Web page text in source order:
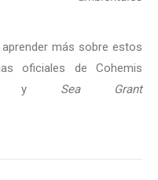
más sobre estos
oficiales de Cohemis
y Sea Grant